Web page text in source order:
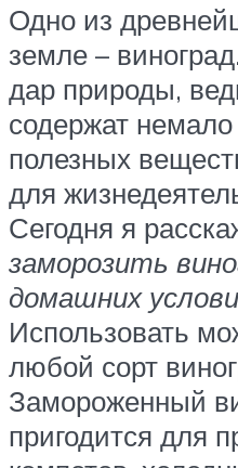
Одно из
земле –
дар природы,
содержат
полезных
для
Сегодня я
заморозить
домашних
Использовать
любой сорт
Замороженный
пригодится для